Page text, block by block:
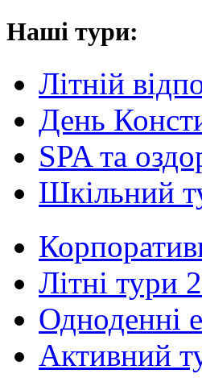
Наші тури:
Літній
День
SPA та
Шкільний
Літні тури
Одноденні
Активний